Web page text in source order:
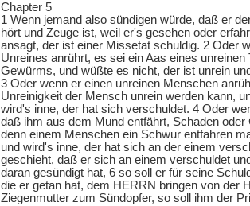
Chapter 5
1 Wenn jemand also sündigen würde, daß er
hört und Zeuge ist, weil er's gesehen oder
ansagt, der ist einer Missetat schuldig. 2 Oder
Unreines anrührt, es sei ein Aas eines unreinen
Gewürms, und wüßte es nicht, der ist unrein
3 Oder wenn er einen unreinen Menschen
Unreinigkeit der Mensch unrein werden kann,
wird's inne, der hat sich verschuldet. 4 Oder
daß ihm aus dem Mund entfährt, Schaden oder
denn einem Menschen ein Schwur entfahren
und wird's inne, der hat sich an der einem
geschieht, daß er sich an einem verschuldet
daran gesündigt hat, 6 so soll er für seine
die er getan hat, dem HERRN bringen von der
Ziegenmutter zum Sündopfer, so soll ihm der